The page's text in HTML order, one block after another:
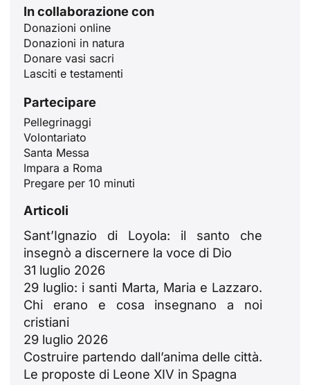
In collaborazione con
Donazioni online
Donazioni in natura
Donare vasi sacri
Lasciti e testamenti
Partecipare
Pellegrinaggi
Volontariato
Santa Messa
Impara a Roma
Pregare per 10 minuti
Articoli
Sant’Ignazio di Loyola: il santo che
insegnò a discernere la voce di Dio
31 luglio 2026
29 luglio: i santi Marta, Maria e Lazzaro.
Chi erano e cosa insegnano a noi
cristiani
29 luglio 2026
Costruire partendo dall’anima delle città.
Le proposte di Leone XIV in Spagna